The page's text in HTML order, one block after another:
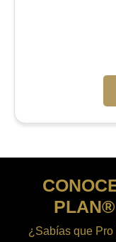
¿Sabías que